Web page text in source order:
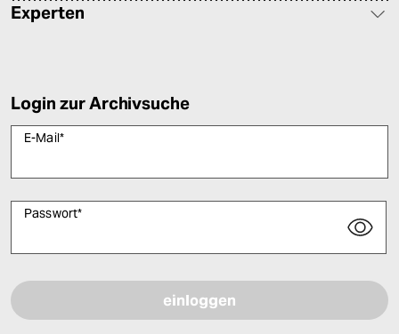
Experten
Login zur Archivsuche
E-Mail*
Passwort*